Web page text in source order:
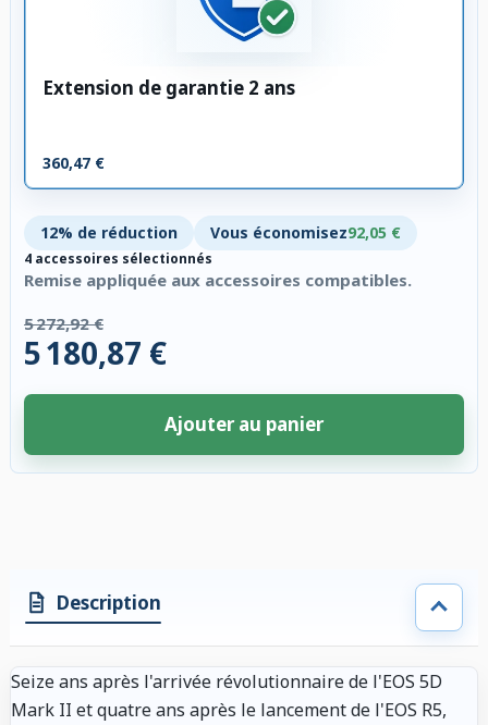
Extension de garantie 2 ans
360,47 €
12% de réduction Vous économisez92,05 €
4 accessoires sélectionnés
Remise appliquée aux accessoires compatibles.
5 272,92 €
5 180,87 €
Ajouter au panier
Description
Seize ans après l'arrivée révolutionnaire de l'EOS 5D
Mark II et quatre ans après le lancement de l'EOS R5,